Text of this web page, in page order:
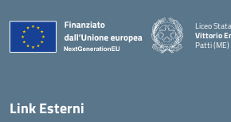
Liceo
Vittorio
Patti (ME)
Link Esterni